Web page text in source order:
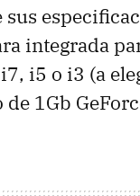
sus
integrada
i5 o i3 (a
de 1Gb